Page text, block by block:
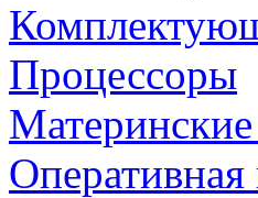
Процессоры
Оперативная